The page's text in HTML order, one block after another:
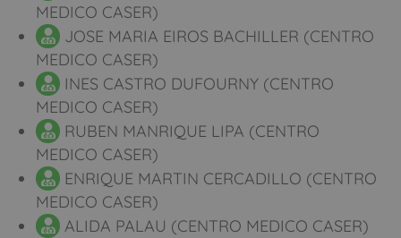
MEDICO CASER)
JOSE MARIA EIROS BACHILLER (CENTRO
MEDICO CASER)
INES CASTRO DUFOURNY (CENTRO
MEDICO CASER)
RUBEN MANRIQUE LIPA (CENTRO
MEDICO CASER)
ENRIQUE MARTIN CERCADILLO (CENTRO
MEDICO CASER)
ALIDA PALAU (CENTRO MEDICO CASER)